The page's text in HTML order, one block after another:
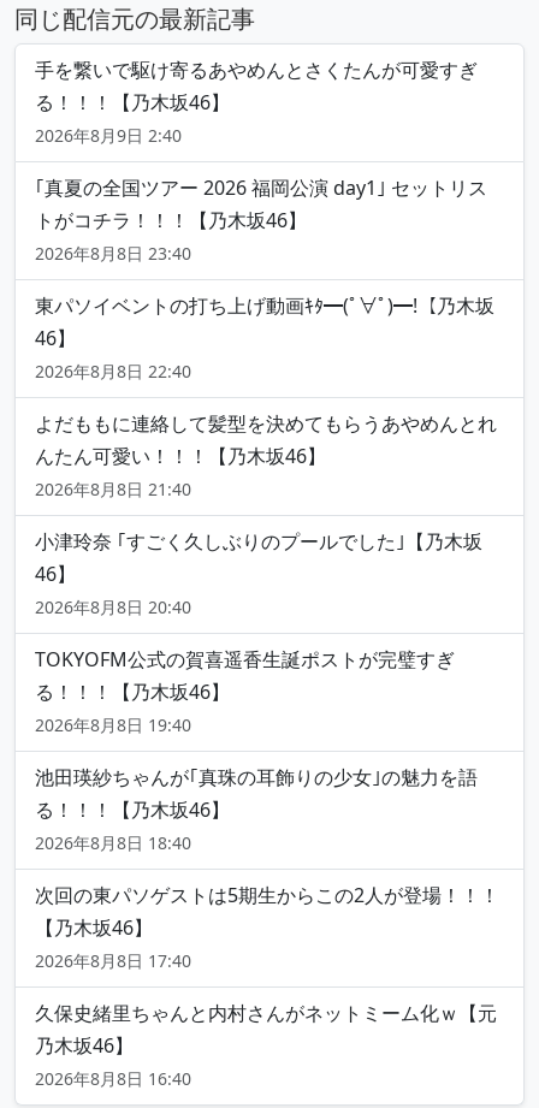
同じ配信元の最新記事
手を繋いで駆け寄るあやめんとさくたんが可愛すぎ
る！！！【乃木坂46】
2026年8月9日 2:40
｢真夏の全国ツアー 2026 福岡公演 day1｣ セットリス
トがコチラ！！！【乃木坂46】
2026年8月8日 23:40
東パソイベントの打ち上げ動画ｷﾀ━(ﾟ∀ﾟ)━!【乃木坂
46】
2026年8月8日 22:40
よだももに連絡して髪型を決めてもらうあやめんとれ
んたん可愛い！！！【乃木坂46】
2026年8月8日 21:40
小津玲奈 ｢すごく久しぶりのプールでした｣【乃木坂
46】
2026年8月8日 20:40
TOKYOFM公式の賀喜遥香生誕ポストが完璧すぎ
る！！！【乃木坂46】
2026年8月8日 19:40
池田瑛紗ちゃんが｢真珠の耳飾りの少女｣の魅力を語
る！！！【乃木坂46】
2026年8月8日 18:40
次回の東パソゲストは5期生からこの2人が登場！！！
【乃木坂46】
2026年8月8日 17:40
久保史緒里ちゃんと内村さんがネットミーム化ｗ【元
乃木坂46】
2026年8月8日 16:40